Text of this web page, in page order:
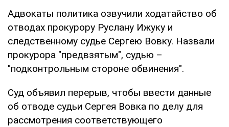
Адвокаты политика озвучили ходатайство об
отводах прокурору Руслану Ижуку и
следственному судье Сергею Вовку. Назвали
прокурора "предвзятым", судью –
"подконтрольным стороне обвинения".
Суд объявил перерыв, чтобы ввести данные
об отводе судьи Сергея Вовка по делу для
рассмотрения соответствующего